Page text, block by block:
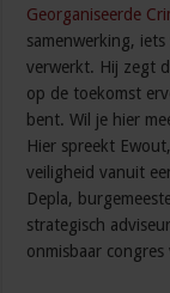
Georganiseerde
samenwerking,
verwerkt. Hij zegt
op de toekomst
bent. Wil je hier
Hier spreekt
veiligheid vanuit
Depla,
strategisch
onmisbaar